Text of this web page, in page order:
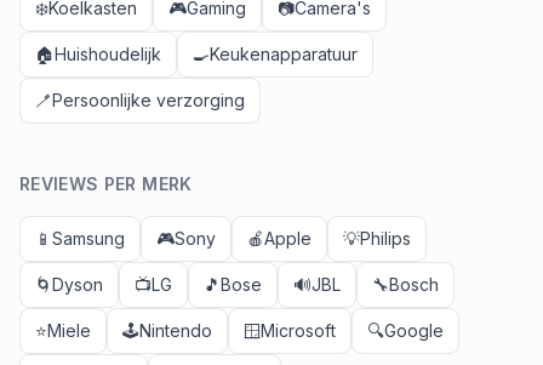
❄️Koelkasten 🎮Gaming 📷Camera's
🏠Huishoudelijk 🍳Keukenapparatuur
🪥Persoonlijke verzorging
REVIEWS PER MERK
📱 Samsung 🎮Sony 🍎Apple 💡Philips
🌀Dyson 📺LG 🎵Bose 🔊JBL 🔧Bosch
⭐Miele 🕹️Nintendo 🪟Microsoft 🔍Google